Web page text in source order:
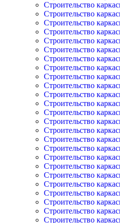
Строительство
Строительство
Строительство
Строительство
Строительство
Строительство
Строительство
Строительство
Строительство
Строительство
Строительство
Строительство
Строительство
Строительство
Строительство
Строительство
Строительство
Строительство
Строительство
Строительство
Строительство
Строительство
Строительство
Строительство
Строительство